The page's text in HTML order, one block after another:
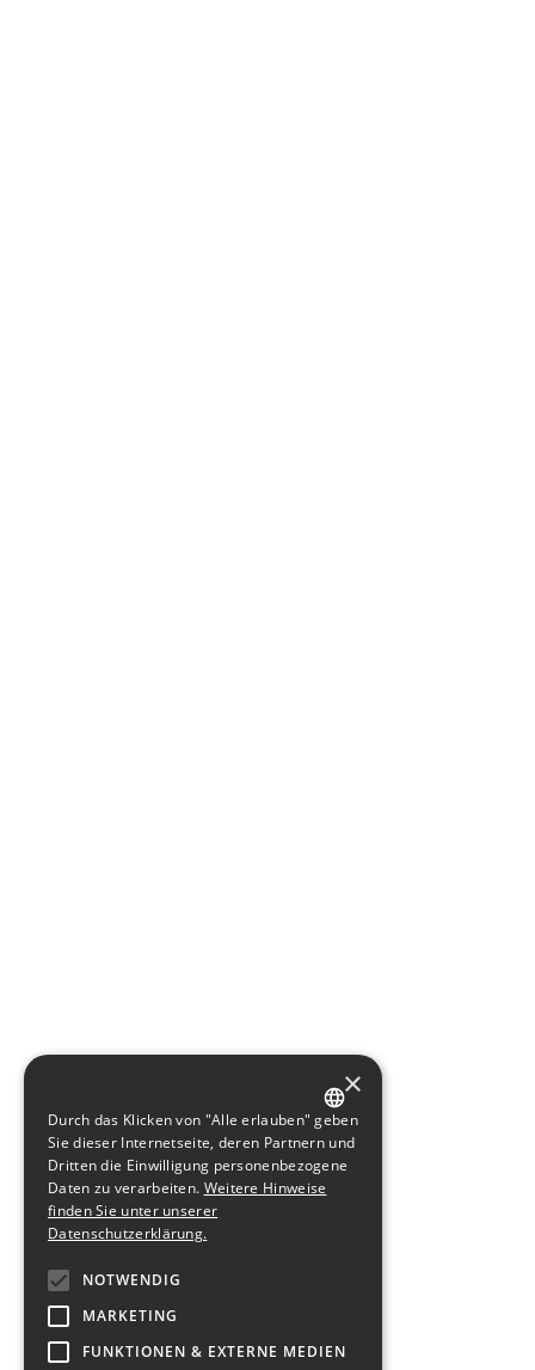
GERMAN
ENGLISH
×
Durch das Klicken von "Alle erlauben" geben
Sie dieser Internetseite, deren Partnern und
Dritten die Einwilligung personenbezogene
Daten zu verarbeiten. Weitere Hinweise
finden Sie unter unserer
Datenschutzerklärung.
NOTWENDIG
MARKETING
FUNKTIONEN & EXTERNE MEDIEN